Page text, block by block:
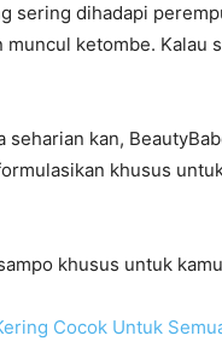
sering dihadapi
muncul ketombe. Kalau
kan,
khusus
khusus untuk
Cocok Untuk